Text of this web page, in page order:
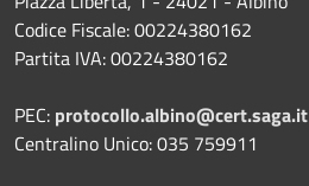
Codice Fiscale: 00224380162
Partita IVA: 00224380162
PEC: protocollo.albino@cert.saga.it
Centralino Unico: 035 759911